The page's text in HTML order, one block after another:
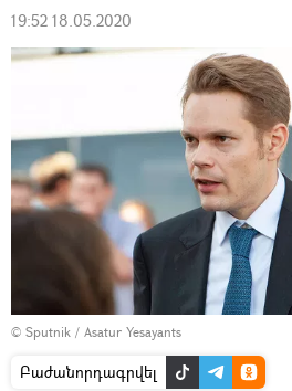
19:52 18.05.2020
© Sputnik / Asatur Yesayants
Բաժանորդագրվել